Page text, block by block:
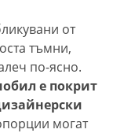
от
тъмни,
по-ясно.
е покрит
могат